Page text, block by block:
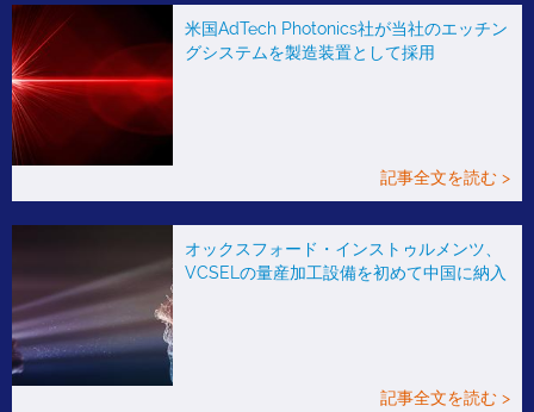
米国AdTech Photonics社が当社のエッチン
グシステムを製造装置として採用
記事全文を読む >
オックスフォード・インストゥルメンツ、
VCSELの量産加工設備を初めて中国に納入
記事全文を読む >